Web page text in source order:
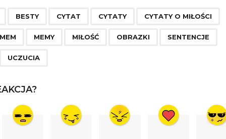
BESTY CYTAT CYTATY CYTATY O MIŁOŚCI
MEM MEMY MIŁOŚĆ OBRAZKI SENTENCJE
UCZUCIA